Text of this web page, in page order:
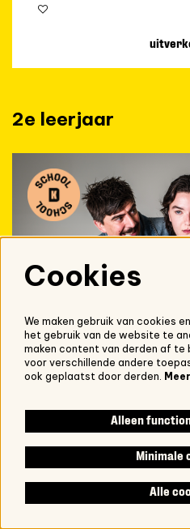
2e leerjaar
Prinses Nee
Mona Lahousse, Jonas
SCHOOL
do 29 okt 2026Meerdere
SCHOOL
Cookies
We maken gebruik van cookies
het gebruik van de website te
maken content van derden af te
voor verschillende andere
ook geplaatst door derden.
Alleen
Minimale
Alle